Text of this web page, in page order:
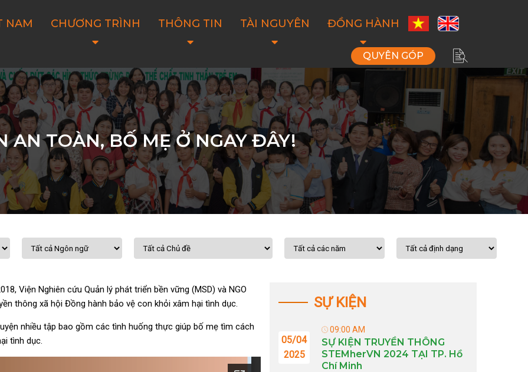
NAM CHƯƠNG TRÌNH THÔNG TIN TÀI NGUYÊN ĐỒNG HÀNH
QUYÊN GÓP
AN TOÀN, BỐ MẸ Ở NGAY ĐÂY!
Viện Nghiên cứu Quản lý phát triển bền vững (MSD) và NGO
thông xã hội Đồng hành bảo vệ con khỏi xâm hại tình dục.
nhiều tập bao gồm các tình huống thực giúp bố mẹ tìm cách
tình dục.
SỰ KIỆN
05/04
2025
09:00 AM
SỰ KIỆN TRUYỀN THÔNG
STEMherVN 2024 TẠI TP. Hồ
Chí Minh